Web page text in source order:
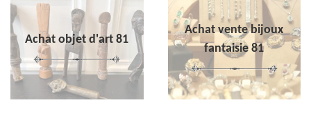
Achat objet d'art 81
Achat vente bijoux
fantaisie 81